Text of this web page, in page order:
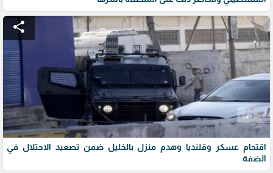
share
اقتحام عسكر وقلنديا وهدم منزل بالخليل ضمن تصعيد الاحتلال في
الضفة